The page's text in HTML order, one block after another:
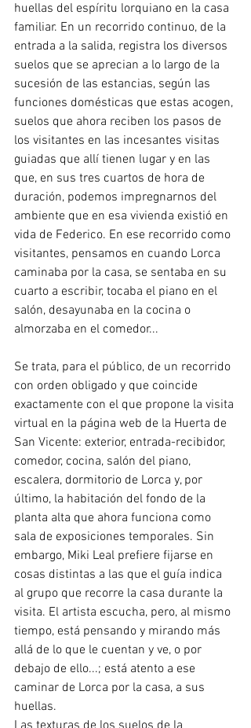
huellas del espíritu lorquiano en la casa
familiar. En un recorrido continuo, de la
entrada a la salida, registra los diversos
suelos que se aprecian a lo largo de la
sucesión de las estancias, según las
funciones domésticas que estas acogen,
suelos que ahora reciben los pasos de
los visitantes en las incesantes visitas
guiadas que allí tienen lugar y en las
que, en sus tres cuartos de hora de
duración, podemos impregnarnos del
ambiente que en esa vivienda existió en
vida de Federico. En ese recorrido como
visitantes, pensamos en cuando Lorca
caminaba por la casa, se sentaba en su
cuarto a escribir, tocaba el piano en el
salón, desayunaba en la cocina o
almorzaba en el comedor...
Se trata, para el público, de un recorrido
con orden obligado y que coincide
exactamente con el que propone la visita
virtual en la página web de la Huerta de
San Vicente: exterior, entrada-recibidor,
comedor, cocina, salón del piano,
escalera, dormitorio de Lorca y, por
último, la habitación del fondo de la
planta alta que ahora funciona como
sala de exposiciones temporales. Sin
embargo, Miki Leal prefiere fijarse en
cosas distintas a las que el guía indica
al grupo que recorre la casa durante la
visita. El artista escucha, pero, al mismo
tiempo, está pensando y mirando más
allá de lo que le cuentan y ve, o por
debajo de ello...; está atento a ese
caminar de Lorca por la casa, a sus
huellas.